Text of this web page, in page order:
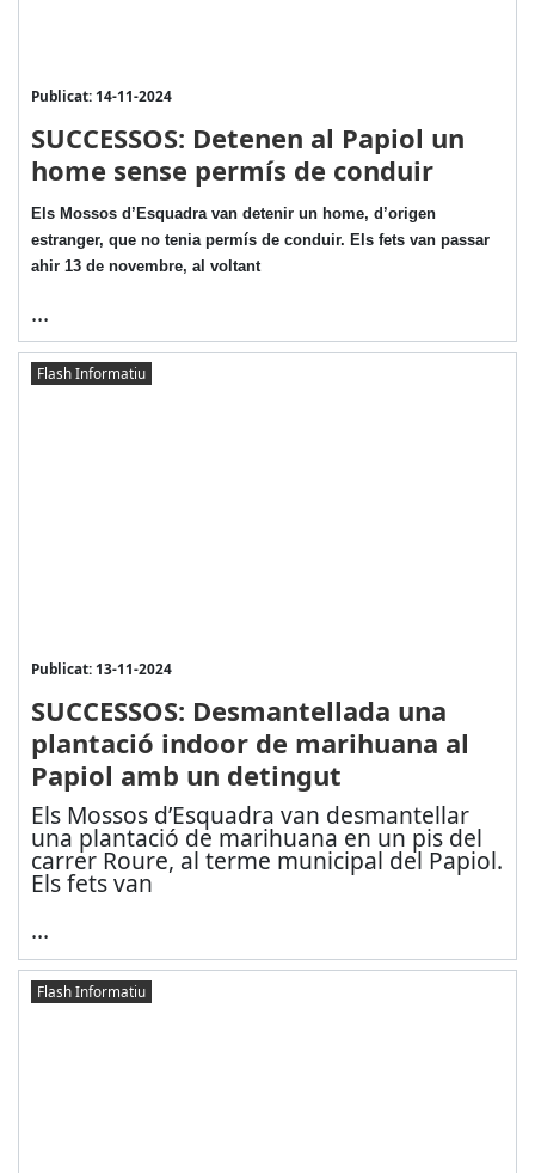
Publicat: 14-11-2024
SUCCESSOS: Detenen al Papiol un
home sense permís de conduir
Els Mossos d’Esquadra van detenir un home, d’origen
estranger, que no tenia permís de conduir. Els fets van passar
ahir 13 de novembre, al voltant
...
Flash Informatiu
Publicat: 13-11-2024
SUCCESSOS: Desmantellada una
plantació indoor de marihuana al
Papiol amb un detingut
Els Mossos d’Esquadra van desmantellar
una plantació de marihuana en un pis del
carrer Roure, al terme municipal del Papiol.
Els fets van
...
Flash Informatiu